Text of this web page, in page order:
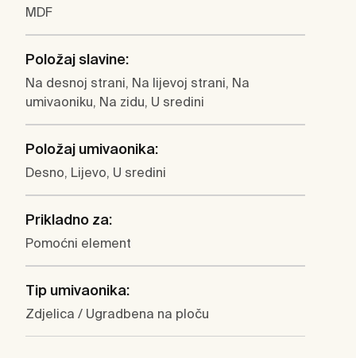
MDF
Položaj slavine:
Na desnoj strani, Na lijevoj strani, Na
umivaoniku, Na zidu, U sredini
Položaj umivaonika:
Desno, Lijevo, U sredini
Prikladno za:
Pomoćni element
Tip umivaonika:
Zdjelica / Ugradbena na ploču